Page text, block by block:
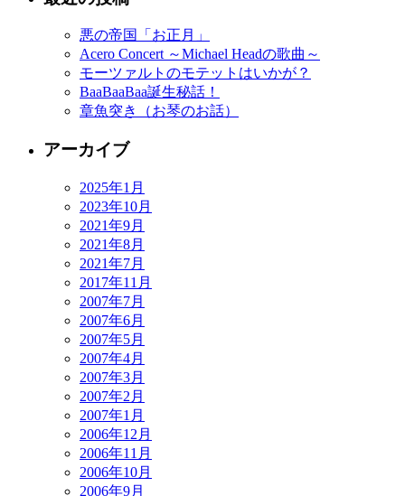
悪の帝国「お正月」
Acero Concert ～Michael Headの歌曲～
モーツァルトのモテットはいかが？
BaaBaaBaa誕生秘話！
章魚突き（お琴のお話）
アーカイブ
2025年1月
2023年10月
2021年9月
2021年8月
2021年7月
2017年11月
2007年7月
2007年6月
2007年5月
2007年4月
2007年3月
2007年2月
2007年1月
2006年12月
2006年11月
2006年10月
2006年9月